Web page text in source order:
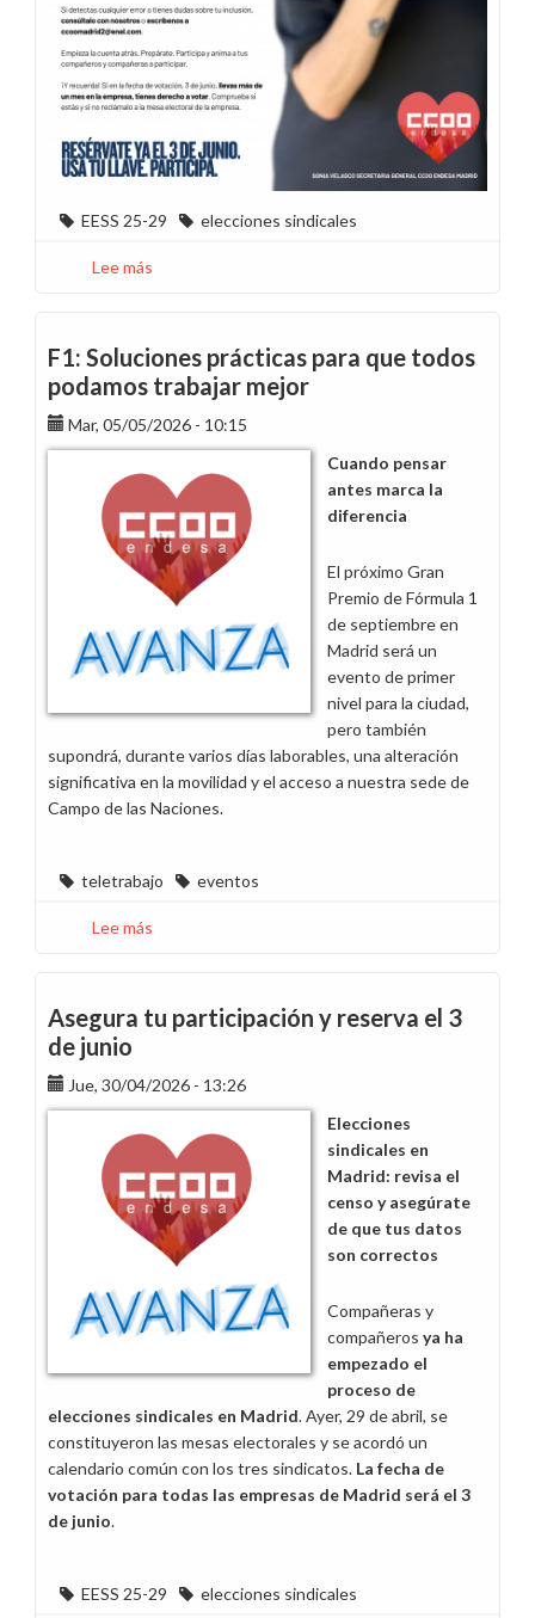
EESS 25-29 elecciones sindicales
Lee más
elecciones
en
Madrid.
Ahora
tú
tienes
la
llave
F1: Soluciones prácticas para que todos
podamos trabajar mejor
Mar, 05/05/2026 - 10:15
Cuando pensar
antes marca la
diferencia
El próximo Gran
Premio de Fórmula 1
de septiembre en
Madrid será un
evento de primer
nivel para la ciudad,
pero también
supondrá, durante varios días laborables, una alteración
significativa en la movilidad y el acceso a nuestra sede de
Campo de las Naciones.
teletrabajo eventos
Lee más
prácticas
para
todos
podamos
trabajar
mejor
Asegura tu participación y reserva el 3
de junio
Jue, 30/04/2026 - 13:26
Elecciones
sindicales en
Madrid: revisa el
censo y asegúrate
de que tus datos
son correctos
Compañeras y
compañeros ya ha
empezado el
proceso de
elecciones sindicales en Madrid. Ayer, 29 de abril, se
constituyeron las mesas electorales y se acordó un
calendario común con los tres sindicatos. La fecha de
votación para todas las empresas de Madrid será el 3
de junio.
EESS 25-29 elecciones sindicales